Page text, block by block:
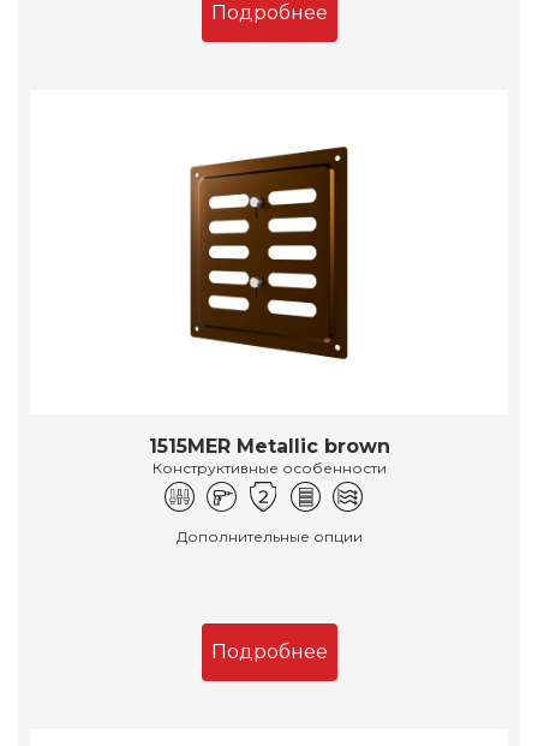
Подробнее
1515MER Metallic brown
Конструктивные особенности
Дополнительные опции
Подробнее